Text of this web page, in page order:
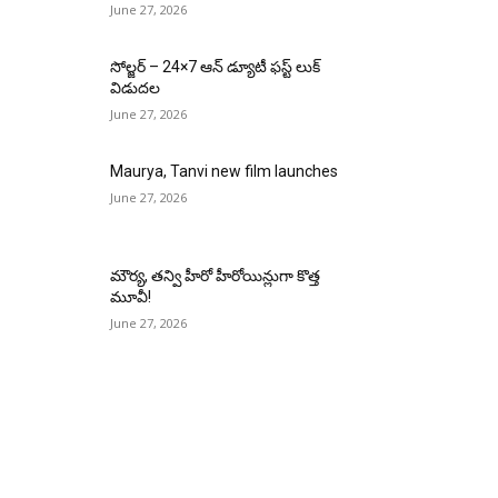
June 27, 2026
సోల్జర్ – 24×7 ఆన్ డ్యూటీ ఫస్ట్ లుక్
విడుదల
June 27, 2026
Maurya, Tanvi new film launches
June 27, 2026
మౌర్య‌, త‌న్వి హీరో హీరోయిన్లుగా కొత్త
మూవీ!
June 27, 2026